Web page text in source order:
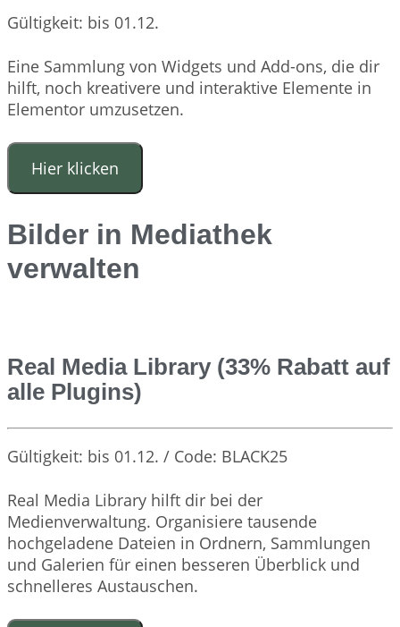
Gültigkeit: bis 01.12.
Eine Sammlung von Widgets und Add-ons, die dir
hilft, noch kreativere und interaktive Elemente in
Elementor umzusetzen.
Hier klicken
Bilder in Mediathek
verwalten
Real Media Library (33% Rabatt auf
alle Plugins)
Gültigkeit: bis 01.12. / Code: BLACK25
Real Media Library hilft dir bei der
Medienverwaltung. Organisiere tausende
hochgeladene Dateien in Ordnern, Sammlungen
und Galerien für einen besseren Überblick und
schnelleres Austauschen.